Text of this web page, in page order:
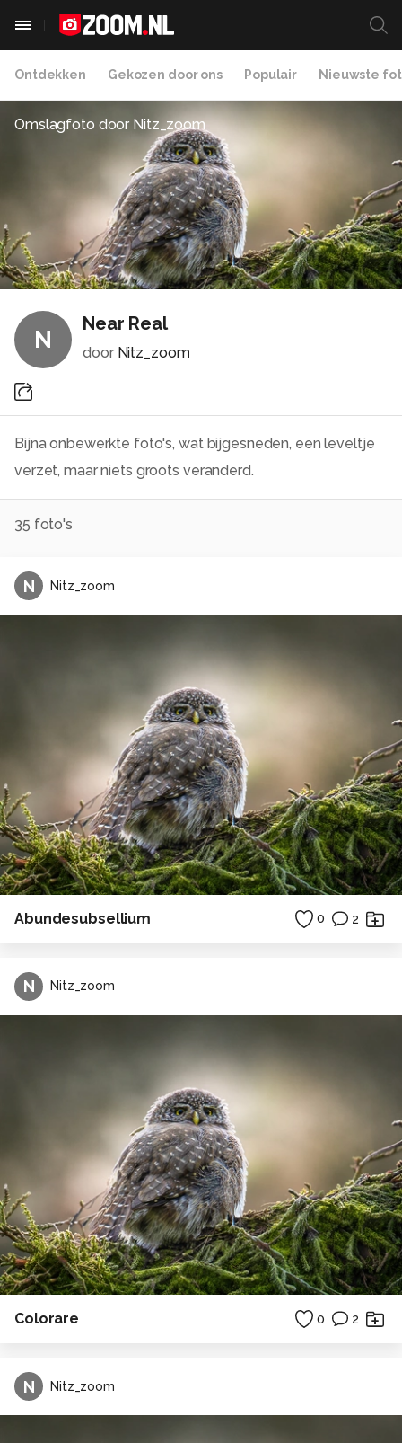
Ontdekken Gekozen door ons Populair Nieuwste
Omslagfoto door Nitz_zoom
N
Near Real
door Nitz_zoom
Bijna onbewerkte foto's, wat bijgesneden, een leveltje
verzet, maar niets groots veranderd.
35 foto's
N Nitz_zoom
Abundesubsellium 0 2
N Nitz_zoom
Colorare 0 2
N Nitz_zoom